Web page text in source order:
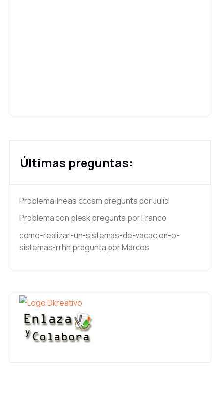
Últimas preguntas:
Problema líneas cccam pregunta por Julio
Problema con pleskpregunta por Franco
como-realizar-un-sistemas-de-vacacion-o-
sistemas-rrhh pregunta por Marcos